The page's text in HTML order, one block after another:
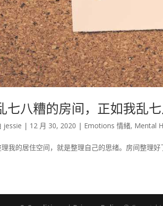
七八糟的房间，正如我乱
jessie | 12 月 30, 2020 | Emotions 情緒, Mental
理我的居住空间，就是整理自己的思绪。房间整理好